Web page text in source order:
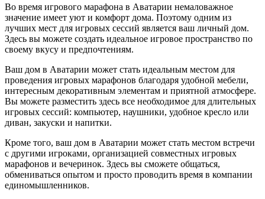
Во время игрового марафона в Аватарии немаловажное
значение имеет уют и комфорт дома. Поэтому одним из
лучших мест для игровых сессий является ваш личный дом.
Здесь вы можете создать идеальное игровое пространство по
своему вкусу и предпочтениям.
Ваш дом в Аватарии может стать идеальным местом для
проведения игровых марафонов благодаря удобной мебели,
интересным декоративным элементам и приятной атмосфере.
Вы можете разместить здесь все необходимое для длительных
игровых сессий: компьютер, наушники, удобное кресло или
диван, закуски и напитки.
Кроме того, ваш дом в Аватарии может стать местом встречи
с другими игроками, организацией совместных игровых
марафонов и вечеринок. Здесь вы сможете общаться,
обмениваться опытом и просто проводить время в компании
единомышленников.